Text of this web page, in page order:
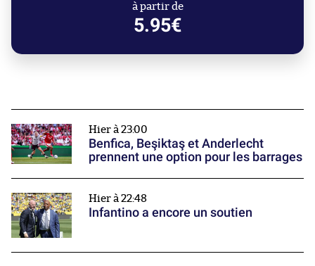
à partir de
5.95€
Hier à 23:00
Benfica, Beşiktaş et Anderlecht
prennent une option pour les barrages
Hier à 22:48
Infantino a encore un soutien